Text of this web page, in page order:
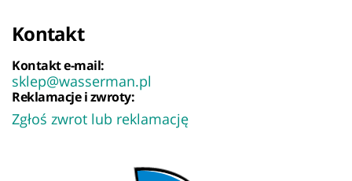
Kontakt
Kontakt e-mail:
sklep@wasserman.pl
Reklamacje i zwroty:
Zgłoś zwrot lub reklamację